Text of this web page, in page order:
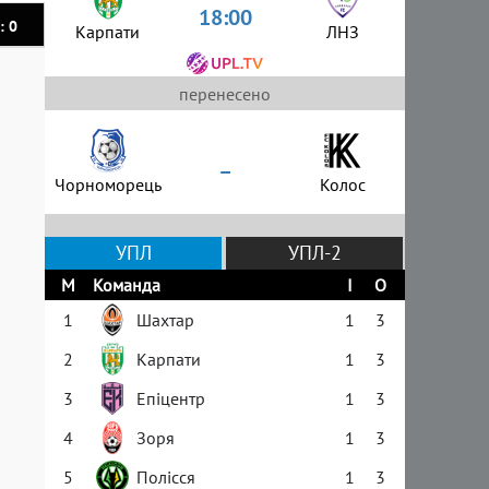
0 Карпати 18:00 ЛНЗ
перенесено
Чорноморець – Колос
УПЛ УПЛ-2
М Команда І
О
1
Шахтар 1
3
2
Карпати 1
3
3
Епіцентр 1
3
4
Зоря 1
3
5
Полісся 1
3